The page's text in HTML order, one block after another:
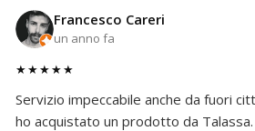
Francesco Careri
un anno fa
★★★★★
Servizio impeccabile anche da fuori
ho acquistato un prodotto da